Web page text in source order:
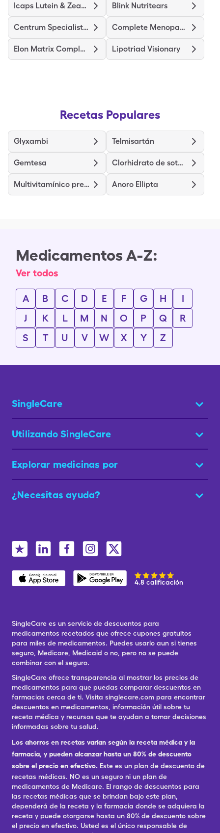
Icaps Lutein & Zeaxanthin Blink Nutritears
Centrum Specialist Energy Complete Menopause Am/Pm
Elon Matrix Complete Lipotriad Visionary
Recetas Populares
Glyxambi Telmisartán
Gemtesa Clorhidrato de sotalol
Multivitamínico prenatal Anoro Ellipta
Medicamentos A-Z:
Ver todos
A B C D E F G H
I
J
K L M N O P Q
R
S
T U V W X Y Z
SingleCare
Utilizando SingleCare
Explorar medicinas por
¿Necesitas ayuda?
4.8 calificación
SingleCare es un servicio de descuentos para
medicamentos recetados que ofrece cupones gratuitos
para miles de medicamentos. Puedes usarlo aun si tienes
seguro, Medicare, Medicaid o no, pero no se puede
combinar con el seguro.
SingleCare ofrece transparencia al mostrar los precios de
medicamentos para que puedas comparar descuentos en
farmacias cerca de ti. Visita singlecare.com para encontrar
descuentos en medicamentos, información útil sobre tu
receta médica y recursos que te ayudan a tomar decisiones
informadas sobre tu salud.
Los ahorros en recetas varían según la receta médica y la
farmacia, y pueden alcanzar hasta un 80% de descuento
sobre el precio en efectivo. Este es un plan de descuento de
recetas médicas. NO es un seguro ni un plan de
medicamentos de Medicare. El rango de descuentos para
las recetas médicas que se brindan bajo este plan,
dependerá de la receta y la farmacia donde se adquiera la
receta y puede otorgarse hasta un 80% de descuento sobre
el precio en efectivo. Usted es el único responsable de